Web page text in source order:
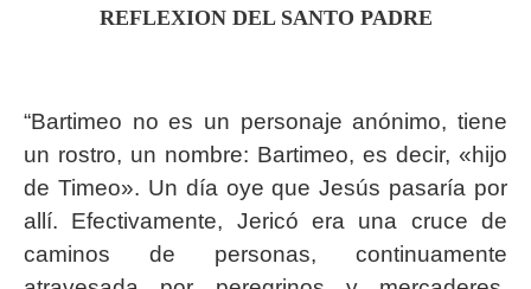
REFLEXION DEL SANTO PADRE
“Bartimeo no es un personaje anónimo, tiene
un rostro, un nombre: Bartimeo, es decir, «hijo
de Timeo». Un día oye que Jesús pasaría por
allí. Efectivamente, Jericó era una cruce de
caminos de personas, continuamente